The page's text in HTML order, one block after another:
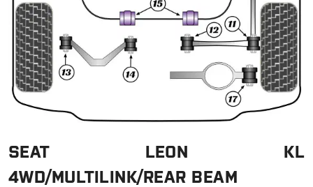
SEAT LEON KL
4WD/MULTILINK/REAR BEAM